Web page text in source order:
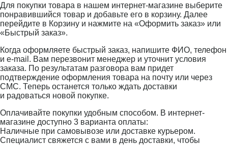
Для покупки товара в нашем интернет-магазине выберите
понравившийся товар и добавьте его в корзину. Далее
перейдите в Корзину и нажмите на «Оформить заказ» или
«Быстрый заказ».
Когда оформляете быстрый заказ, напишите ФИО, телефон
и e-mail. Вам перезвонит менеджер и уточнит условия
заказа. По результатам разговора вам придет
подтверждение оформления товара на почту или через
СМС. Теперь останется только ждать доставки
и радоваться новой покупке.
Оплачивайте покупки удобным способом. В интернет-
магазине доступно 3 варианта оплаты:
Наличные при самовывозе или доставке курьером.
Специалист свяжется с вами в день доставки, чтобы